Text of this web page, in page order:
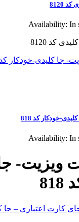
8120
Availability: In
کد 8120
خودکار کد 818
Availability: In
ویزیت-